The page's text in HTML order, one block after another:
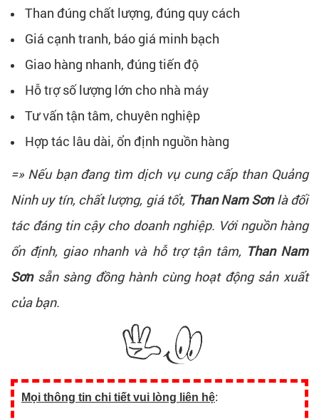
Than đúng chất lượng, đúng quy cách
Giá cạnh tranh, báo giá minh bạch
Giao hàng nhanh, đúng tiến độ
Hỗ trợ số lượng lớn cho nhà máy
Tư vấn tận tâm, chuyên nghiệp
Hợp tác lâu dài, ổn định nguồn hàng
=» Nếu bạn đang tìm dịch vụ cung cấp than Quảng
Ninh uy tín, chất lượng, giá tốt, Than Nam Sơnlà đối
tác đáng tin cậy cho doanh nghiệp. Với nguồn hàng
ổn định, giao nhanh và hỗ trợ tận tâm, Than Nam
Sơn sẵn sàng đồng hành cùng hoạt động sản xuất
của bạn.
Mọi thông tin chi tiết vui lòng liên hệ: